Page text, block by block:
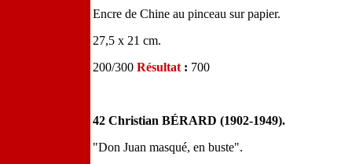
Encre de Chine au pinceau sur papier.
27,5 x 21 cm.
200/300 Résultat : 700
42 Christian BÉRARD (1902-1949).
"Don Juan masqué, en buste".